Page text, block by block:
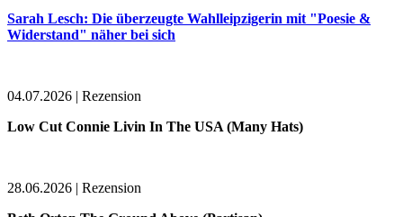
Sarah Lesch: Die überzeugte Wahlleipzigerin mit "Poesie &
Widerstand" näher bei sich
04.07.2026 | Rezension
Low Cut Connie Livin In The USA (Many Hats)
28.06.2026 | Rezension